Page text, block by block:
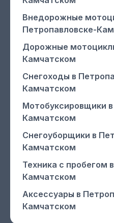
Внедорожные
Петропавловске-
Дорожные
Камчатском
Снегоходы в
Камчатском
Мотобуксировщики
Камчатском
Снегоуборщики в
Камчатском
Техника с пробегом
Камчатском
Аксессуары в
Камчатском